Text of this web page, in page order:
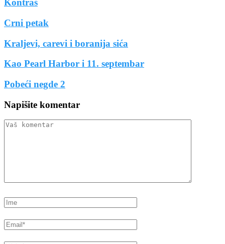
Kontraš
Crni petak
Kraljevi, carevi i boranija sića
Kao Pearl Harbor i 11. septembar
Pobeći negde 2
Napišite komentar